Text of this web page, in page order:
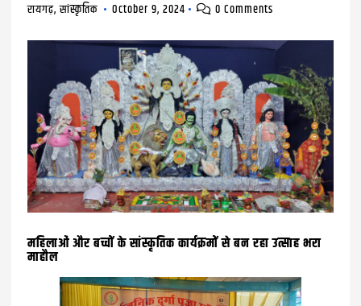
रायगढ़,सांस्कृतिक October 9, 2024 0 Comments
महिलाओं और बच्चों के सांस्कृतिक कार्यक्रमों से बन रहा उत्साह भरा
माहौल